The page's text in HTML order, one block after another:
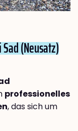
(Neusatz)
professionelles
, das sich um